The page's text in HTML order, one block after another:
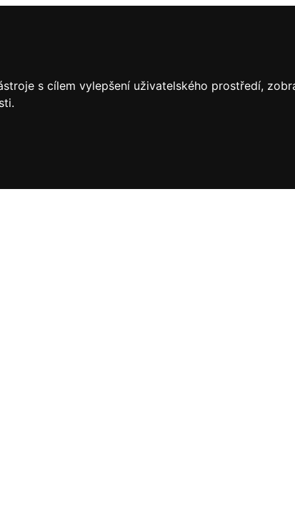
s cílem vylepšení uživatelského prostředí,